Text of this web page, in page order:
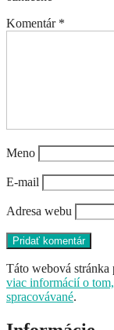
Komentár *
Meno
E-mail
Adresa webu
Táto webová stránka
viac informácií o
spracovávané.